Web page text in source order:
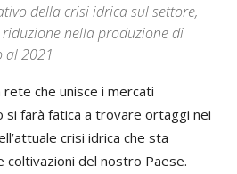
della crisi idrica sul settore,
nella produzione di
al 2021
rete che unisce i mercati
si farà fatica a trovare ortaggi nei
crisi idrica che sta
coltivazioni del nostro Paese.